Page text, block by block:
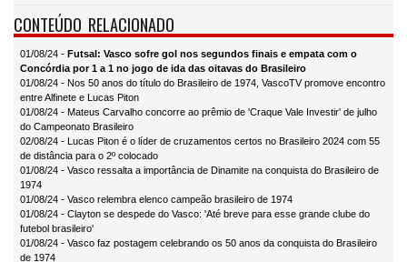
CONTEÚDO RELACIONADO
01/08/24 - Futsal: Vasco sofre gol nos segundos finais e empata com o
Concórdia por 1 a 1 no jogo de ida das oitavas do Brasileiro
01/08/24 - Nos 50 anos do título do Brasileiro de 1974, VascoTV promove encontro
entre Alfinete e Lucas Piton
01/08/24 - Mateus Carvalho concorre ao prêmio de 'Craque Vale Investir' de julho
do Campeonato Brasileiro
02/08/24 - Lucas Piton é o líder de cruzamentos certos no Brasileiro 2024 com 55
de distância para o 2º colocado
01/08/24 - Vasco ressalta a importância de Dinamite na conquista do Brasileiro de
1974
01/08/24 - Vasco relembra elenco campeão brasileiro de 1974
01/08/24 - Clayton se despede do Vasco: 'Até breve para esse grande clube do
futebol brasileiro'
01/08/24 - Vasco faz postagem celebrando os 50 anos da conquista do Brasileiro
de 1974